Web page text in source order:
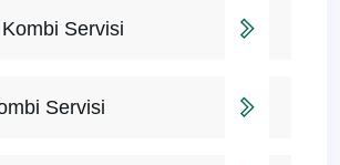
Servisi
Servisi